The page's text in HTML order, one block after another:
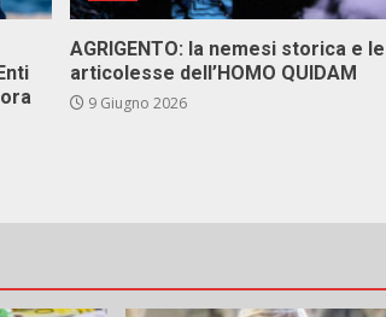
AGRIGENTO: la nemesi storica e le
articolesse dell’HOMO QUIDAM
9 Giugno 2026